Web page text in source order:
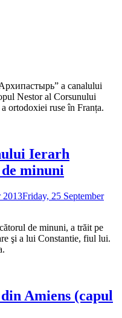
a canalului
Nestor al Corsunului
ortodoxiei ruse în Franța.
Ierarh
minuni
2013Friday, 25 September
de minuni, a trăit pe
şi a lui Constantie, fiul lui.
Amiens (capul